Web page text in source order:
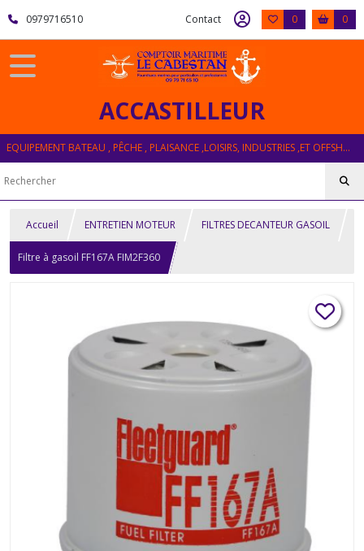
0979716510 Contact 0 0
ACCASTILLEUR
EQUIPEMENT BATEAU , PÊCHE , PLAISANCE ,LOISIRS, INDUSTRIES ,ET OFFSHORE
Accueil ENTRETIEN MOTEUR FILTRES DECANTEUR GASOIL
Filtre à gasoil FF167A FIM2F360